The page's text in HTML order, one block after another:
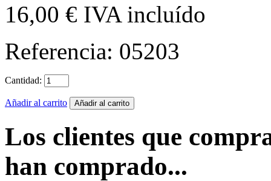
16,00 € IVA incluído
Referencia: 05203
Cantidad:
Añadir al carrito
Los clientes que
han comprado...